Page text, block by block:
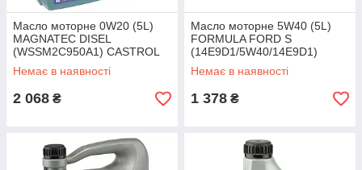
Масло моторне 0W20 (5L)
MAGNATEC DISEL
(WSSM2C950A1) CASTROL
Немає в наявності
2 068 ₴
Масло моторне 5W40 (5L)
FORMULA FORD S
(14E9D1/5W40/14E9D1)
ORIGINAL
Немає в наявності
1 378 ₴